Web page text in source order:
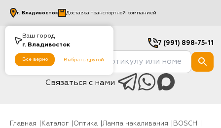
Ваш город
г. Владивосток
Все верно Выбрать другой
г. Владивосток Доставка транспортной компанией
7 (991) 898-75-11
Связаться с нами
Главная Каталог Оптика Лампа накаливания
BOSCH